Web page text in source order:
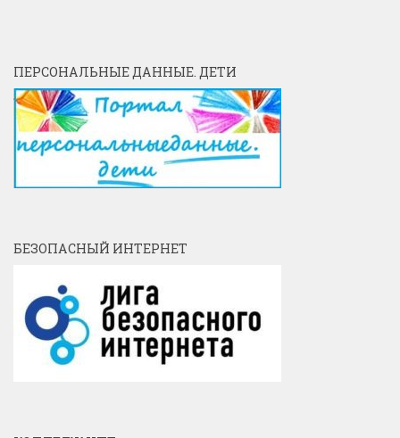
ПЕРСОНАЛЬНЫЕ ДАННЫЕ. ДЕТИ
БЕЗОПАСНЫЙ ИНТЕРНЕТ